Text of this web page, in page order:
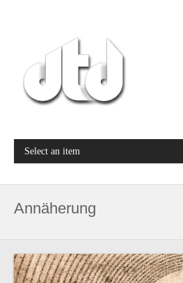
Annäherung